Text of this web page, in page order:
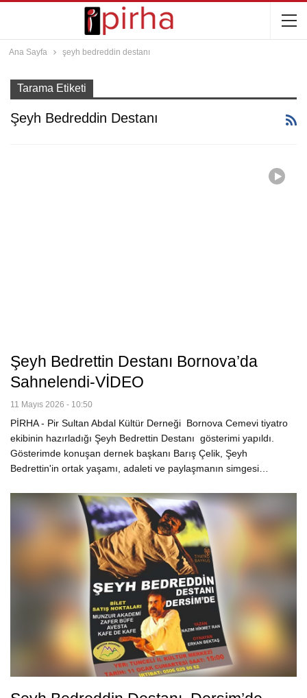
Ana Sayfa şeyh bedreddin destanı
Tarama Etiketi
Şeyh Bedreddin Destanı
Şeyh Bedrettin Destanı Bornova’da
Sahnelendi-VİDEO
11 Mayıs 2026 - 10:50
PİRHA - Pir Sultan Abdal Kültür Derneği Bornova Cemevi tiyatro
ekibinin hazırladığı Şeyh Bedrettin Destanı gösterimi yapıldı.
Gösterimde konuşan dernek başkanı Barış Çelik, Şeyh
Bedrettin'in ortak yaşamı, adaleti ve paylaşmanın simgesi…